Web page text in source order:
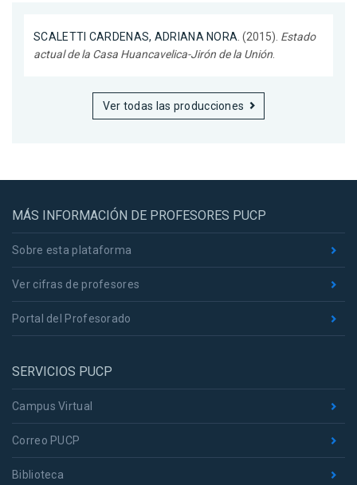
SCALETTI CARDENAS, ADRIANA NORA. (2015). Estado
actual de la Casa Huancavelica-Jirón de la Unión.
Ver todas las producciones
MÁS INFORMACIÓN DE PROFESORES PUCP
Sobre esta plataforma
Ver cifras de profesores
Portal del Profesorado
SERVICIOS PUCP
Campus Virtual
Correo PUCP
Biblioteca